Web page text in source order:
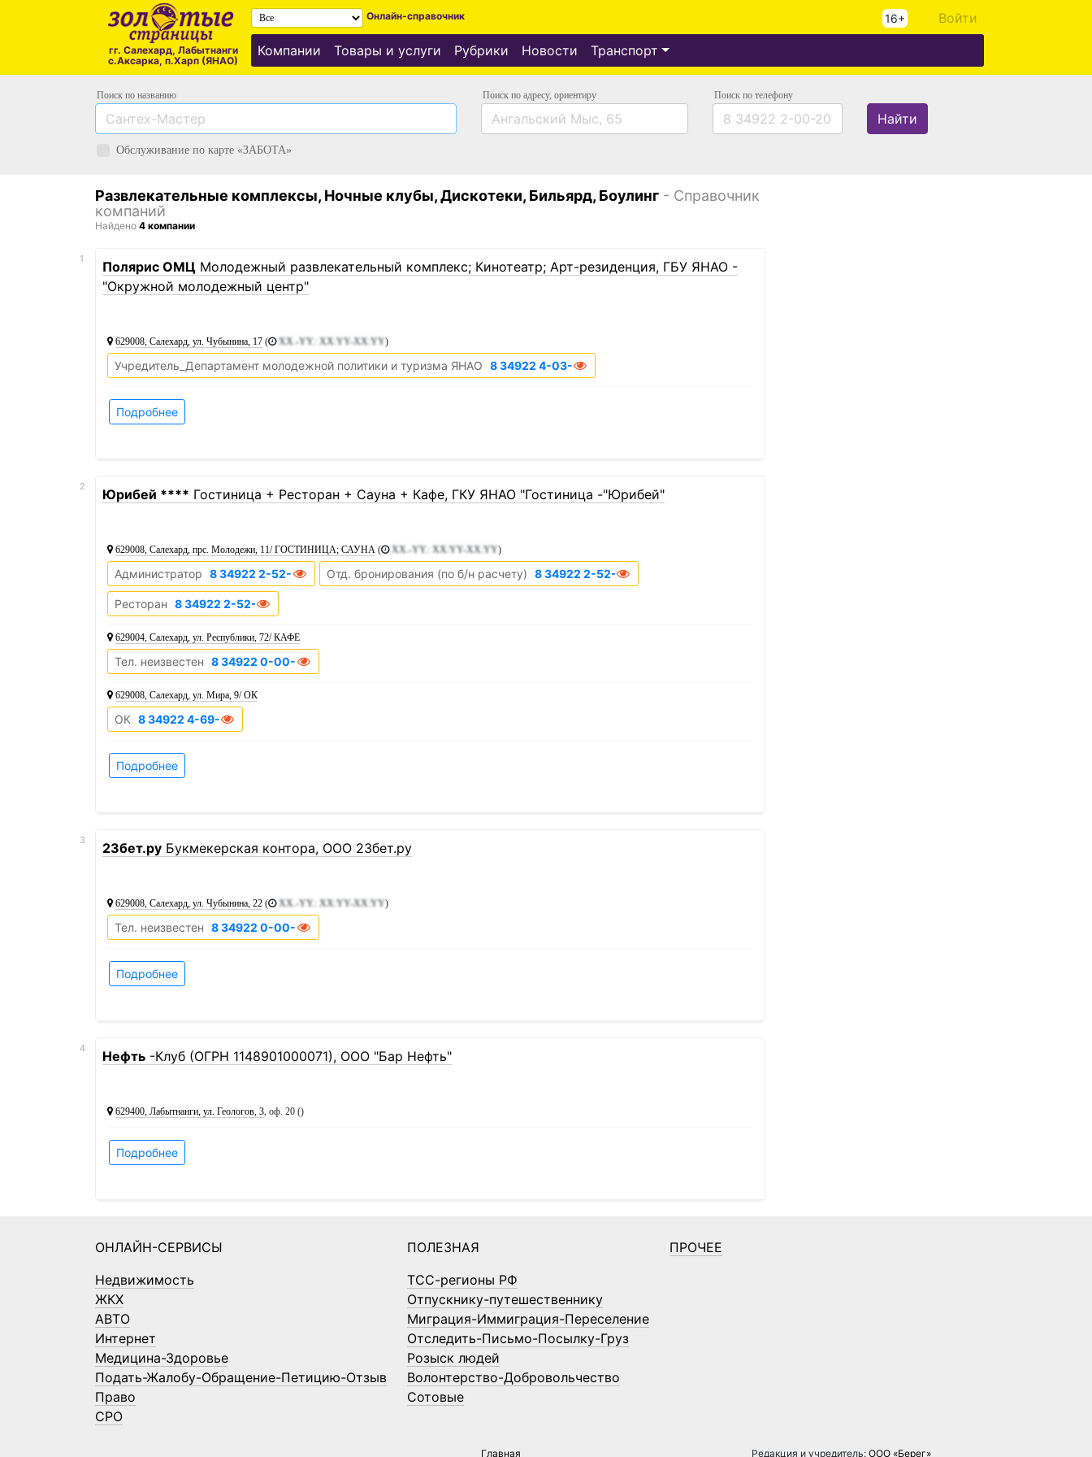
гг. Салехард, Лабытнанги
с.Аксарка, п.Харп (ЯНАО)
Онлайн-справочник 16+ Войти
Компании Товары и услуги Рубрики Новости Транспорт
Поиск по названию Поиск по адресу, ориентиру Поиск по телефону
Найти
Обслуживание по карте «ЗАБОТА»
Развлекательные комплексы, Ночные клубы, Дискотеки, Бильярд, Боулинг - Справочник
компаний
Найдено 4 компании
1 Полярис ОМЦ Молодежный развлекательный комплекс; Кинотеатр; Арт-резиденция, ГБУ ЯНАО -
"Окружной молодежный центр"
629008, Салехард, ул. Чубынина, 17 ( XX.-YY.: XX:YY-XX:YY)
Учредитель_Департамент молодежной политики и туризма ЯНАО 8 34922 4-03-50
Подробнее
2 Юрибей **** Гостиница + Ресторан + Сауна + Кафе, ГКУ ЯНАО "Гостиница -"Юрибей"
629008, Салехард, прс. Молодежи, 11/ ГОСТИНИЦА; САУНА ( XX.-YY.: XX:YY-XX:YY)
Администратор 8 34922 2-52-00 Отд. бронирования (по б/н расчету) 8 34922 2-52-22
Ресторан 8 34922 2-52-07
629004, Салехард, ул. Республики, 72/ КАФЕ
Тел. неизвестен 8 34922 0-00-00
629008, Салехард, ул. Мира, 9/ ОК
ОК 8 34922 4-69-03
Подробнее
3 23бет.ру Букмекерская контора, ООО 23бет.ру
629008, Салехард, ул. Чубынина, 22 ( XX.-YY.: XX:YY-XX:YY)
Тел. неизвестен 8 34922 0-00-00
Подробнее
4 Нефть -Клуб (ОГРН 1148901000071), ООО "Бар Нефть"
629400, Лабытнанги, ул. Геологов, 3 , оф. 20 ()
Подробнее
ОНЛАЙН-СЕРВИСЫ
Недвижимость
ЖКХ
АВТО
Интернет
Медицина-Здоровье
Подать-Жалобу-Обращение-Петицию-Отзыв
Право
СРО
ПОЛЕЗНАЯ
ТСС-регионы РФ
Отпускнику-путешественнику
Миграция-Иммиграция-Переселение
Отследить-Письмо-Посылку-Груз
Розыск людей
Волонтерство-Добровольчество
Сотовые
ПРОЧЕЕ
Главная Редакция и учредитель: ООО «Берег»